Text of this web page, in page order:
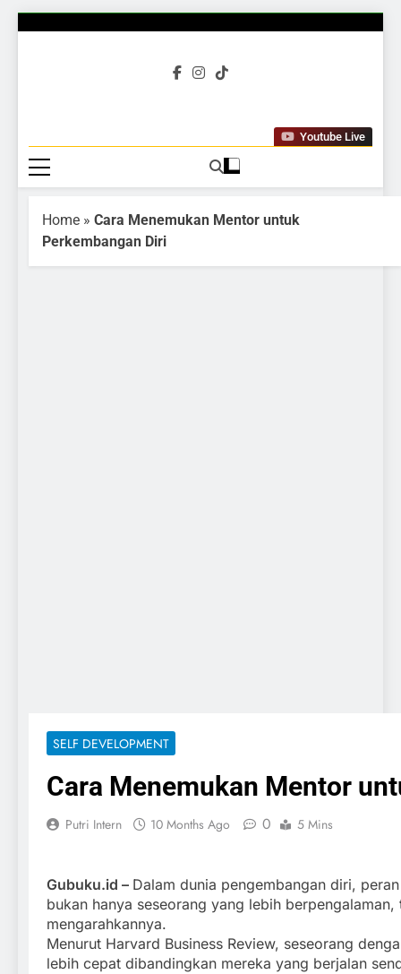
Gubuku
Youtube Live
Home » Cara Menemukan Mentor untuk
Perkembangan Diri
SELF DEVELOPMENT
Cara Menemukan Mentor
Putri Intern 10 Months Ago 0 5 Mins
Gubuku.id – Dalam dunia pengembangan diri,
bukan hanya seseorang yang lebih
mengarahkannya.
Menurut Harvard Business Review, seseorang
lebih cepat dibandingkan mereka yang berjalan